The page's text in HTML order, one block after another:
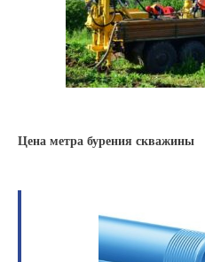
Цена метра бурения скважины